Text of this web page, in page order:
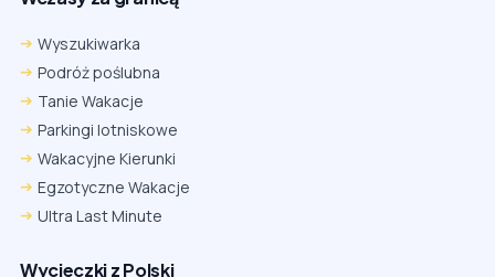
Wyszukiwarka
Podróż poślubna
Tanie Wakacje
Parkingi lotniskowe
Wakacyjne Kierunki
Egzotyczne Wakacje
Ultra Last Minute
Wycieczki z Polski